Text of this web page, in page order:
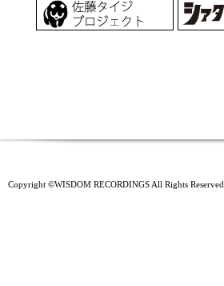
Copyright ©WISDOM RECORDINGS All Rights Reserved.